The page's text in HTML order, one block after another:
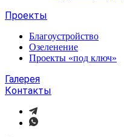
Проекты
Благоустройство
Озеленение
Проекты «под ключ»
Галерея
Контакты